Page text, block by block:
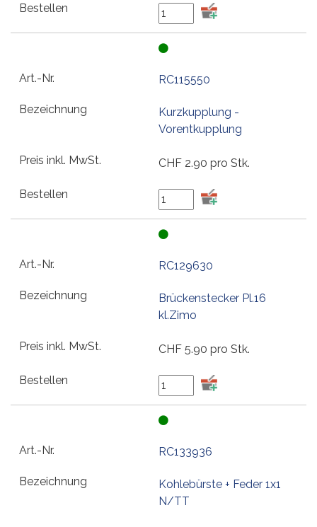
RC115550
Kurzkupplung -
Vorentkupplung
CHF 2.90 pro Stk.
RC129630
Brückenstecker Pl.16
kl.Zimo
CHF 5.90 pro Stk.
RC133936
Kohlebürste + Feder 1x1
N/TT